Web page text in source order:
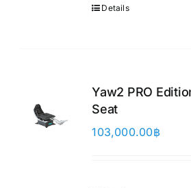
Details
Yaw2 PRO
Seat
103,000.00฿